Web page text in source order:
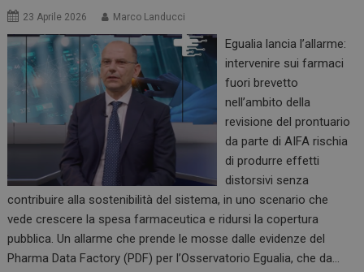
23 Aprile 2026 Marco Landucci
Egualia lancia l’allarme:
intervenire sui farmaci
fuori brevetto
nell’ambito della
revisione del prontuario
da parte di AIFA rischia
di produrre effetti
distorsivi senza
contribuire alla sostenibilità del sistema, in uno scenario che
vede crescere la spesa farmaceutica e ridursi la copertura
pubblica. Un allarme che prende le mosse dalle evidenze del
Pharma Data Factory (PDF) per l’Osservatorio Egualia, che da…